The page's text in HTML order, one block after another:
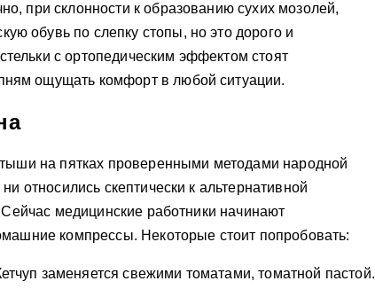
при склонности к образованию сухих мозолей,
обувь по слепку стопы, но это дорого и
с ортопедическим эффектом стоят
ощущать комфорт в любой ситуации.
на пятках проверенными методами народной
относились скептически к альтернативной
медицинские работники начинают
компрессы. Некоторые стоит попробовать:
заменяется свежими томатами, томатной пастой.